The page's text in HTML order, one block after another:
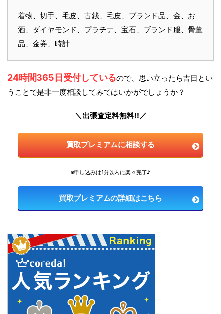
着物、切手、毛皮、古銭、毛皮、ブランド品、金、お
酒、ダイヤモンド、プラチナ、宝石、ブランド服、骨董
品、金券、時計
24時間365日受付しているので、思い立ったら吉日とい
うことで是非一度相談してみてはいかがでしょうか？
＼出張査定料無料!!／
買取プレミアムに相談する
※申し込みは1分以内に楽々完了♪
買取プレミアムの詳細はこちら